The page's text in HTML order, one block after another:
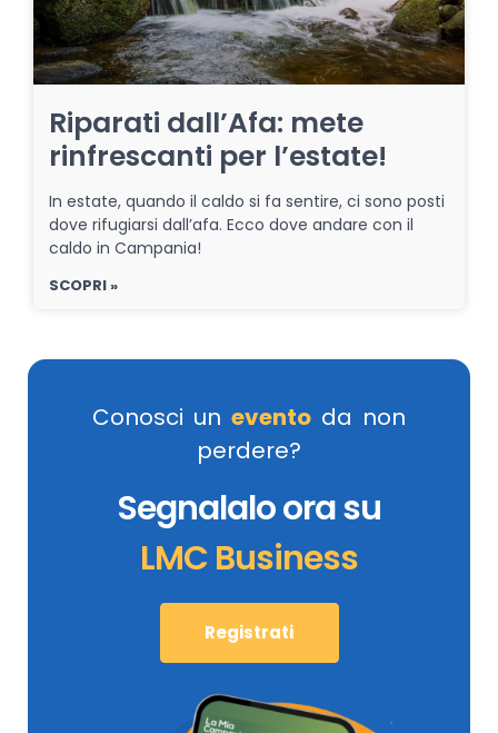
Riparati dall’Afa: mete
rinfrescanti per l’estate!
In estate, quando il caldo si fa sentire, ci sono posti
dove rifugiarsi dall’afa. Ecco dove andare con il
caldo in Campania!
SCOPRI »
Conosci un evento da non
perdere?
Segnalalo ora su
LMC Business
Registrati